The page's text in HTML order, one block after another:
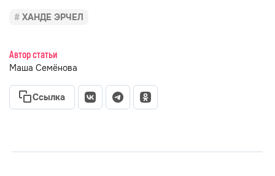
ХАНДЕ ЭРЧЕЛ
Автор статьи
Маша Семёнова
Ссылка